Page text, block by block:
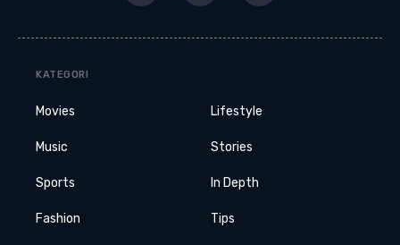
KATEGORI
Movies
Music
Sports
Fashion
Lifestyle
Stories
In Depth
Tips